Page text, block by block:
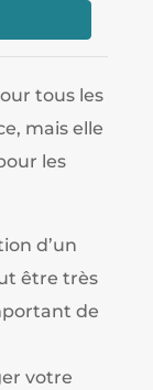
tous les
mais elle
les
d’un
être très
de
votre